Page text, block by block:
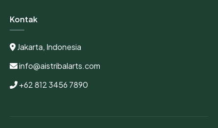
Kontak
Jakarta, Indonesia
info@aistribalarts.com
+62 812 3456 7890